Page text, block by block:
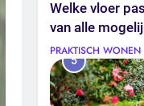
Welke vloer
van alle
PRAKTISCH WONEN
5